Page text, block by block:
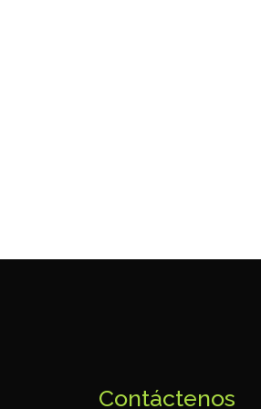
Contáctenos